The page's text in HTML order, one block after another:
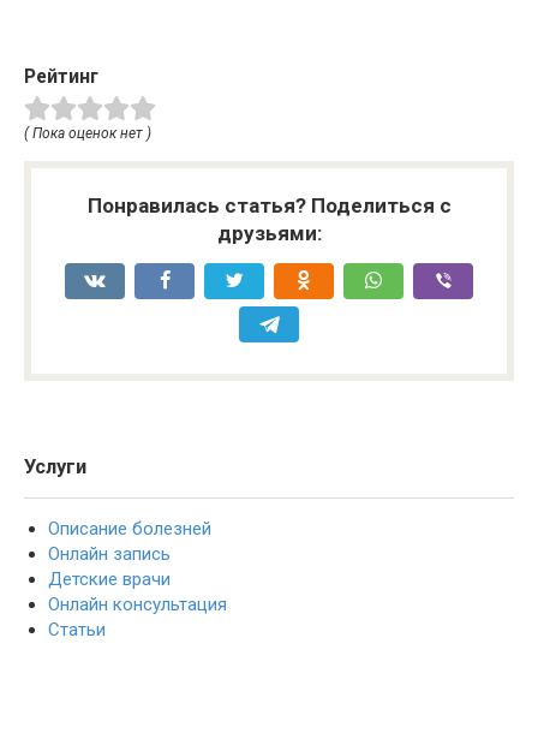
Рейтинг
( Пока оценок нет )
Понравилась статья? Поделиться с
друзьями:
Услуги
Описание болезней
Онлайн запись
Детские врачи
Онлайн консультация
Статьи